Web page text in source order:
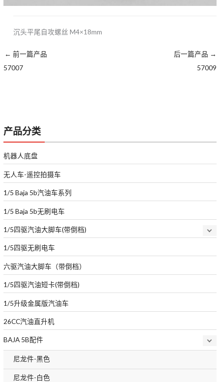
产品分类
机器人底盘
无人车-遥控拍摄车
1/5 Baja 5b汽油车系列
1/5 Baja 5b无刷电车
1/5四驱汽油大脚车(带倒档)
1/5四驱无刷电车
六驱汽油大脚车（带倒档）
1/5四驱汽油短卡(带倒档)
1/5升级金属版汽油车
26CC汽油直升机
BAJA 5B配件
尼龙件-黑色
尼龙件-白色
沉头平尾自攻螺丝 M4×18mm
← 前一篇产品
57007
后一篇产品 →
57009